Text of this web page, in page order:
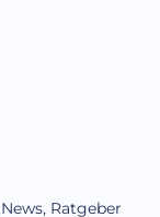
Ratgeber